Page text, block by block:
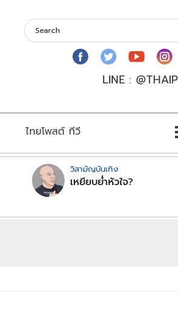
LINE :
ไทยโพสต์ ทีวี
วิสามัญบันเทิง
เหยียบย่ำหัวใจ?